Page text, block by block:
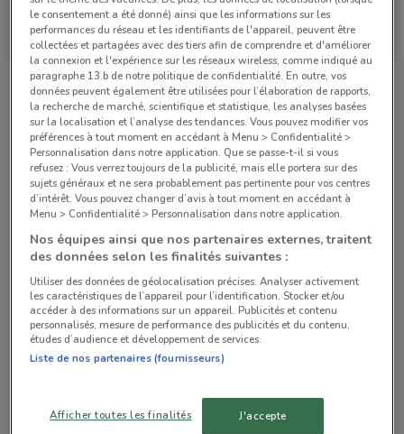
Bihr
Valable jusqu'au 31/12 741 m
Bihr
Valable jusqu'au 31/12 741 m
Magasins Bihr dans les environs
44 BLD SEBASTOPOL Paris
741 m
1.2 km
149 RUE MONTMARTRE Paris
1.2 km
39 RUE REAUMUR Paris
33 BOULEVARD MAGENTA Paris
le consentement a été donné) ainsi que les informations sur les
performances du réseau et les identifiants de l'appareil, peuvent être
collectées et partagées avec des tiers afin de comprendre et d'améliorer
la connexion et l'expérience sur les réseaux wireless, comme indiqué au
paragraphe 13.b de notre politique de confidentialité. En outre, vos
données peuvent également être utilisées pour l’élaboration de rapports,
la recherche de marché, scientifique et statistique, les analyses basées
sur la localisation et l’analyse des tendances. Vous pouvez modifier vos
préférences à tout moment en accédant à Menu > Confidentialité >
Personnalisation dans notre application. Que se passe-t-il si vous
refusez : Vous verrez toujours de la publicité, mais elle portera sur des
sujets généraux et ne sera probablement pas pertinente pour vos centres
d’intérêt. Vous pouvez changer d’avis à tout moment en accédant à
Menu > Confidentialité > Personnalisation dans notre application.
Nos équipes ainsi que nos partenaires externes, traitent
des données selon les finalités suivantes :
Utiliser des données de géolocalisation précises. Analyser activement
les caractéristiques de l’appareil pour l’identification. Stocker et/ou
accéder à des informations sur un appareil. Publicités et contenu
personnalisés, mesure de performance des publicités et du contenu,
études d’audience et développement de services.
Liste de nos partenaires (fournisseurs)
Afficher toutes les finalités J'accepte